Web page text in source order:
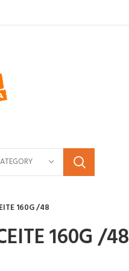
160G /48
160G /48